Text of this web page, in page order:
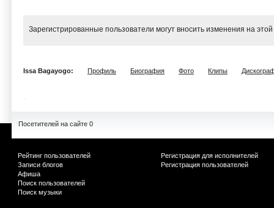
Зарегистрированные пользователи могут вносить изменения на
Issa Bagayogo: Профиль Биография Фото Клипы
Посетителей на сайте 0
Рейтинг пользователей
Записи блогов
Афиша
Поиск пользователей
Поиск музыки
Регистрация для исполнителей
Регистрация пользователей